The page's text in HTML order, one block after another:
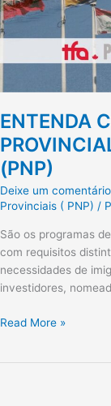
ENTENDA
(PNP)
Deixe um comentário
Provinciais ( PNP) /
São os programas
com requisitos
necessidades de
investidores,
(PNP)
Read More »